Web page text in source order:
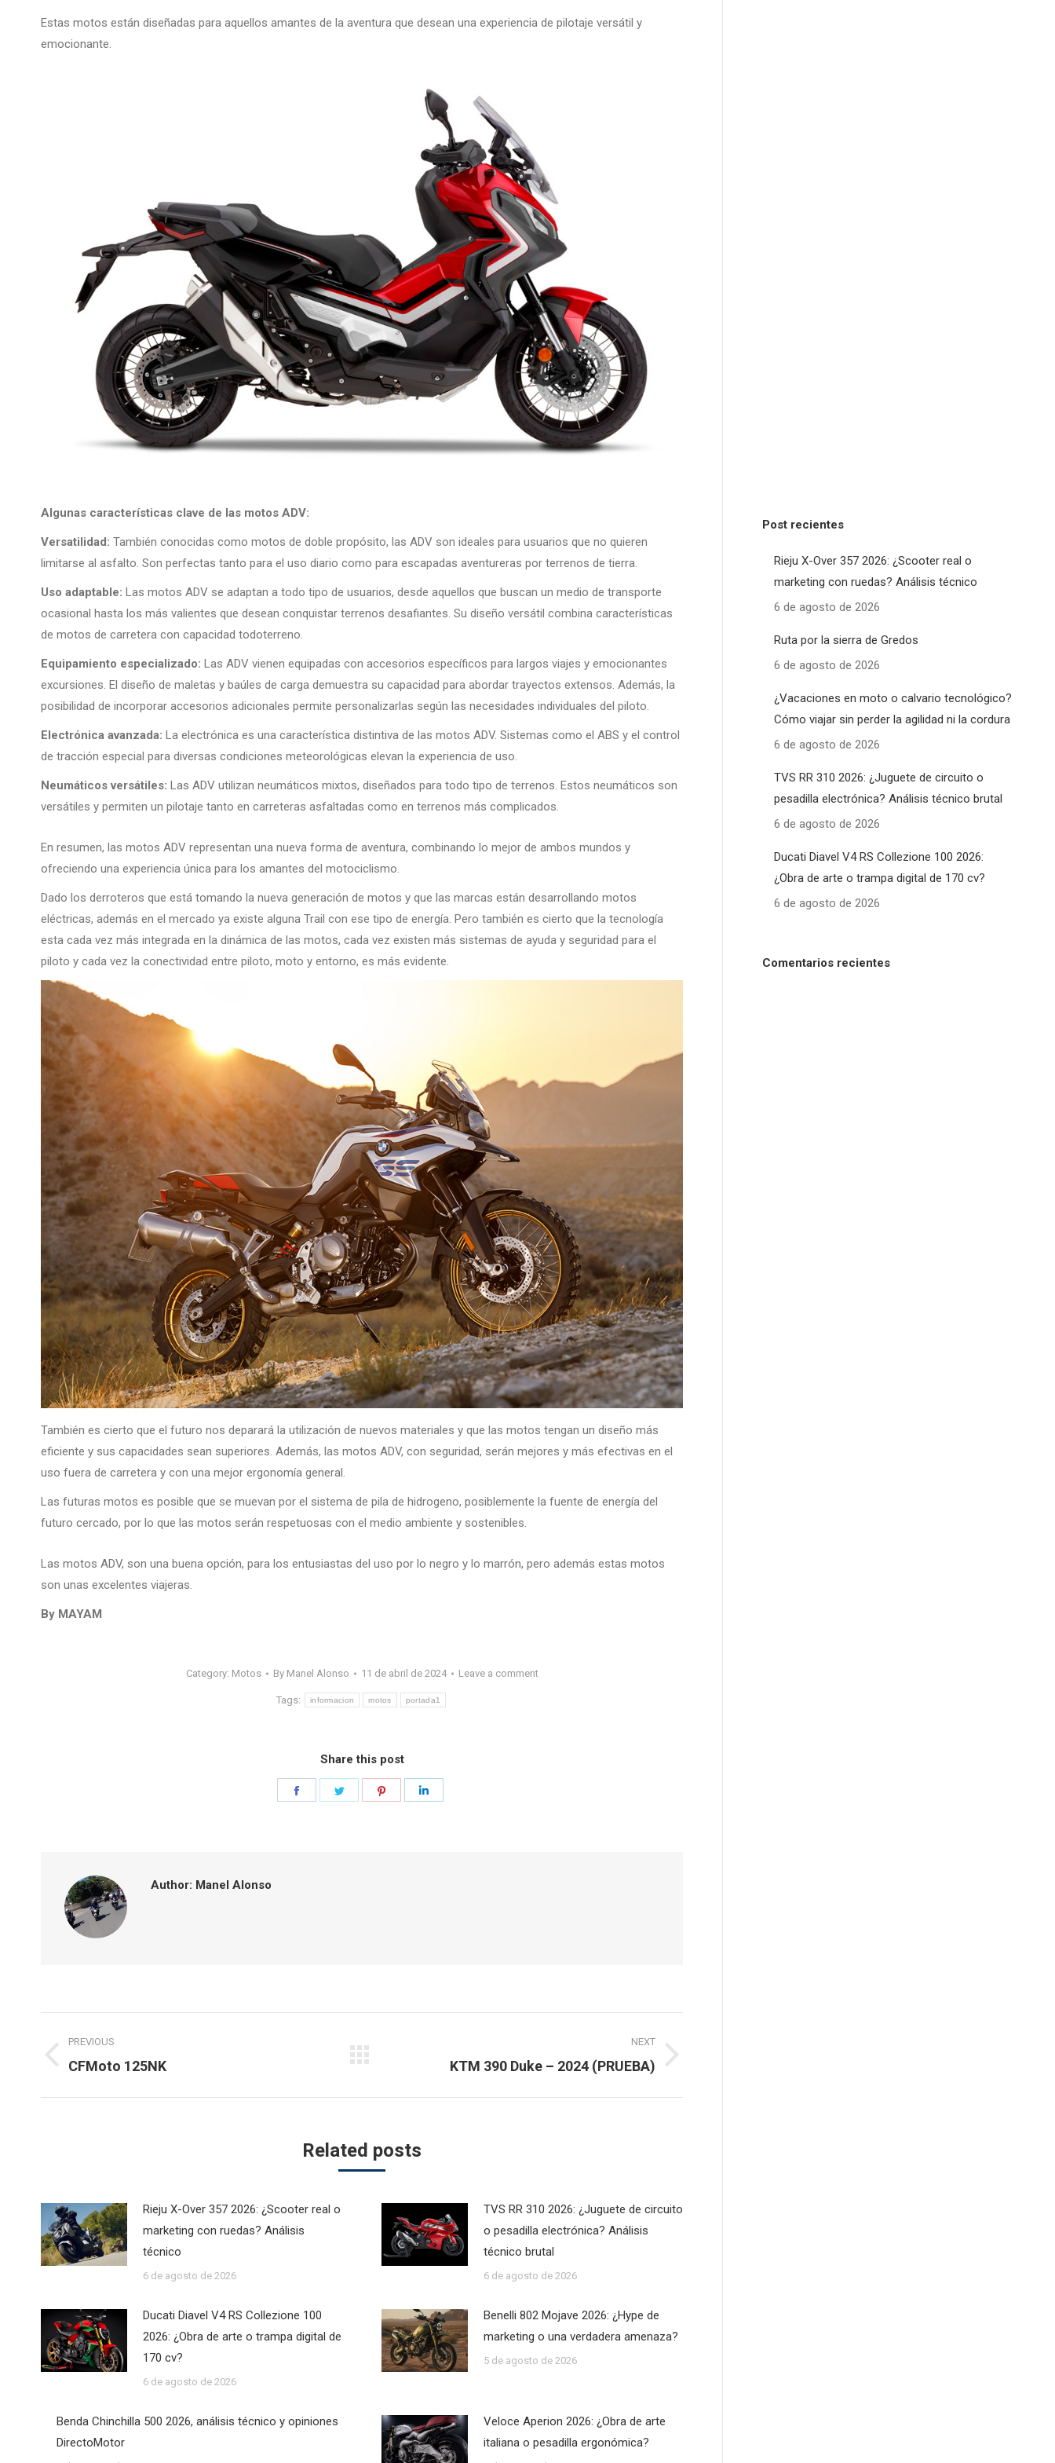
Estas motos están diseñadas para aquellos amantes de la aventura que desean una experiencia de pilotaje versátil y
emocionante.
Algunas características clave de las motos ADV:
Versatilidad: También conocidas como motos de doble propósito, las ADV son ideales para usuarios que no quieren
limitarse al asfalto. Son perfectas tanto para el uso diario como para escapadas aventureras por terrenos de tierra.
Uso adaptable: Las motos ADV se adaptan a todo tipo de usuarios, desde aquellos que buscan un medio de transporte
ocasional hasta los más valientes que desean conquistar terrenos desafiantes. Su diseño versátil combina características
de motos de carretera con capacidad todoterreno.
Equipamiento especializado: Las ADV vienen equipadas con accesorios específicos para largos viajes y emocionantes
excursiones. El diseño de maletas y baúles de carga demuestra su capacidad para abordar trayectos extensos. Además, la
posibilidad de incorporar accesorios adicionales permite personalizarlas según las necesidades individuales del piloto.
Electrónica avanzada: La electrónica es una característica distintiva de las motos ADV. Sistemas como el ABS y el control
de tracción especial para diversas condiciones meteorológicas elevan la experiencia de uso.
Neumáticos versátiles: Las ADV utilizan neumáticos mixtos, diseñados para todo tipo de terrenos. Estos neumáticos son
versátiles y permiten un pilotaje tanto en carreteras asfaltadas como en terrenos más complicados.
En resumen, las motos ADV representan una nueva forma de aventura, combinando lo mejor de ambos mundos y
ofreciendo una experiencia única para los amantes del motociclismo.
Dado los derroteros que está tomando la nueva generación de motos y que las marcas están desarrollando motos
eléctricas, además en el mercado ya existe alguna Trail con ese tipo de energía. Pero también es cierto que la tecnología
esta cada vez más integrada en la dinámica de las motos, cada vez existen más sistemas de ayuda y seguridad para el
piloto y cada vez la conectividad entre piloto, moto y entorno, es más evidente.
También es cierto que el futuro nos deparará la utilización de nuevos materiales y que las motos tengan un diseño más
eficiente y sus capacidades sean superiores. Además, las motos ADV, con seguridad, serán mejores y más efectivas en el
uso fuera de carretera y con una mejor ergonomía general.
Las futuras motos es posible que se muevan por el sistema de pila de hidrogeno, posiblemente la fuente de energía del
futuro cercado, por lo que las motos serán respetuosas con el medio ambiente y sostenibles.
Las motos ADV, son una buena opción, para los entusiastas del uso por lo negro y lo marrón, pero además estas motos
son unas excelentes viajeras.
By MAYAM
Category: Motos By Manel Alonso 11 de abril de 2024 Leave a comment
Tags: informacion motos portada1
Share this post
Share
Author: Manel Alonso
navigation
PREVIOUS
Previous
CFMoto 125NK
NEXT
KTM 390 Duke – 2024 (PRUEBA)
Related posts
Rieju X-Over 357 2026: ¿Scooter real o
marketing con ruedas? Análisis
técnico
6 de agosto de 2026
TVS RR 310 2026: ¿Juguete de circuito
o pesadilla electrónica? Análisis
técnico brutal
6 de agosto de 2026
Ducati Diavel V4 RS Collezione 100
2026: ¿Obra de arte o trampa digital de
170 cv?
6 de agosto de 2026
Benelli 802 Mojave 2026: ¿Hype de
marketing o una verdadera amenaza?
5 de agosto de 2026
Benda Chinchilla 500 2026, análisis técnico y opiniones
DirectoMotor
Veloce Aperion 2026: ¿Obra de arte
italiana o pesadilla ergonómica?
Post recientes
Rieju X-Over 357 2026: ¿Scooter real o
marketing con ruedas? Análisis técnico
6 de agosto de 2026
Ruta por la sierra de Gredos
6 de agosto de 2026
¿Vacaciones en moto o calvario tecnológico?
Cómo viajar sin perder la agilidad ni la cordura
6 de agosto de 2026
TVS RR 310 2026: ¿Juguete de circuito o
pesadilla electrónica? Análisis técnico brutal
6 de agosto de 2026
Ducati Diavel V4 RS Collezione 100 2026:
¿Obra de arte o trampa digital de 170 cv?
6 de agosto de 2026
Comentarios recientes